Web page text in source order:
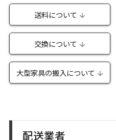
送料について
交換について
大型家具の搬入について
配送業者